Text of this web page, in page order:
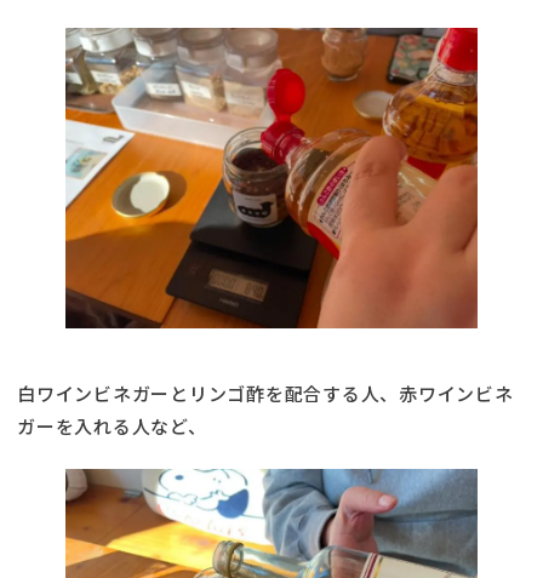
白ワインビネガーとリンゴ酢を配合する人、赤ワインビネ
ガーを入れる人など、